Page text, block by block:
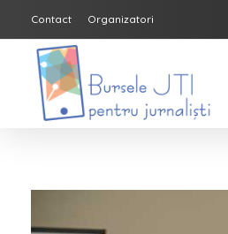
Contact Organizatori